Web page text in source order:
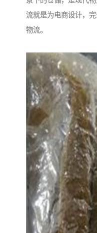
流就是为电商设计，
物流。